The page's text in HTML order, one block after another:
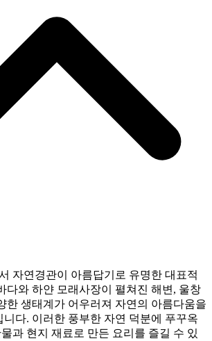
자연경관이 아름답기로 유명한 대표적
다와 하얀 모래사장이 펼쳐진 해변, 울창
한 생태계가 어우러져 자연의 아름다움을
니다. 이러한 풍부한 자연 덕분에 푸꾸옥
과 현지 재료로 만든 요리를 즐길 수 있